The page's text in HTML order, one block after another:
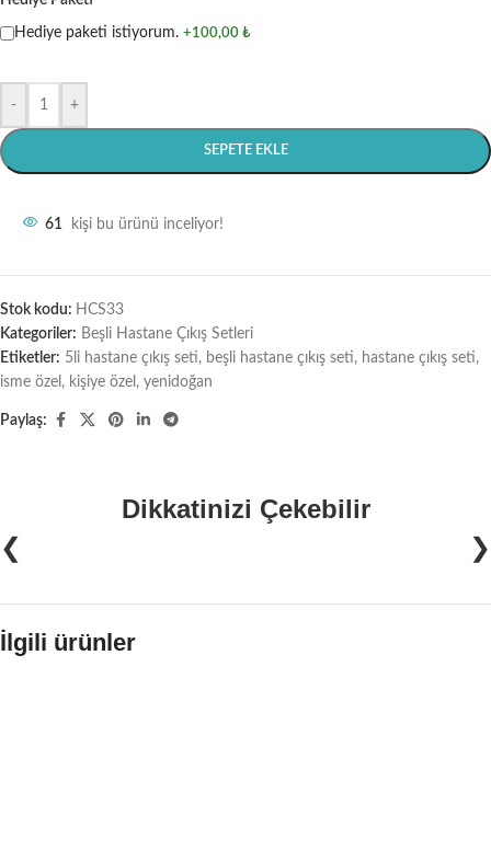
Hediye paketi istiyorum. +100,00 ₺
- +
SEPETE EKLE
61 kişi bu ürünü inceliyor!
Stok kodu: HCS33
Kategoriler: Beşli Hastane Çıkış Setleri
Etiketler: 5li hastane çıkış seti, beşli hastane çıkış seti, hastane çıkış seti,
isme özel , kişiye özel , yenidoğan
Paylaş:
Dikkatinizi Çekebilir
❮ ❯
İlgili ürünler